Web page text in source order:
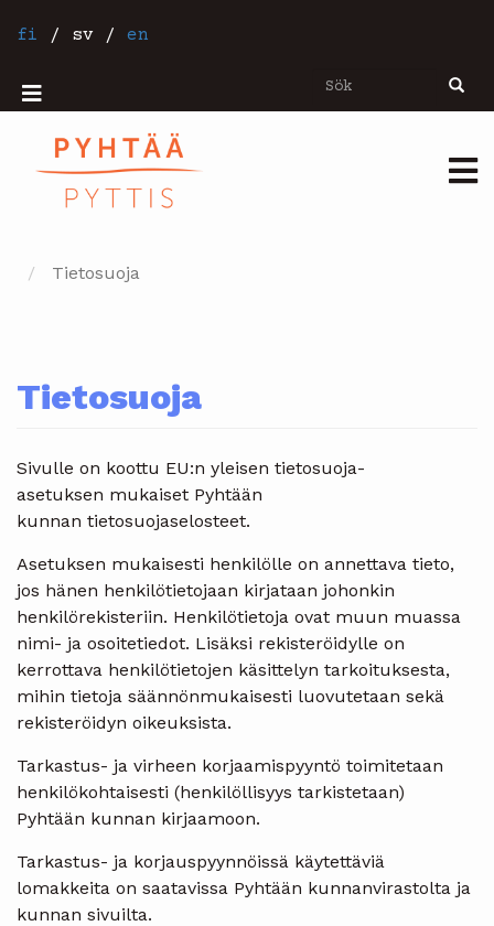
tillfi / sv / en
Sök Sök
Mobiilivalikko
Tietosuoja
Tietosuoja
Sivulle on koottu EU:n yleisen tietosuoja-
asetuksen mukaiset Pyhtään
kunnan tietosuojaselosteet.
Asetuksen mukaisesti henkilölle on annettava tieto,
jos hänen henkilötietojaan kirjataan johonkin
henkilörekisteriin. Henkilötietoja ovat muun muassa
nimi- ja osoitetiedot. Lisäksi rekisteröidylle on
kerrottava henkilötietojen käsittelyn tarkoituksesta,
mihin tietoja säännönmukaisesti luovutetaan sekä
rekisteröidyn oikeuksista.
Tarkastus- ja virheen korjaamispyyntö toimitetaan
henkilökohtaisesti (henkilöllisyys tarkistetaan)
Pyhtään kunnan kirjaamoon.
Tarkastus- ja korjauspyynnöissä käytettäviä
lomakkeita on saatavissa Pyhtään kunnanvirastolta ja
kunnan sivuilta.